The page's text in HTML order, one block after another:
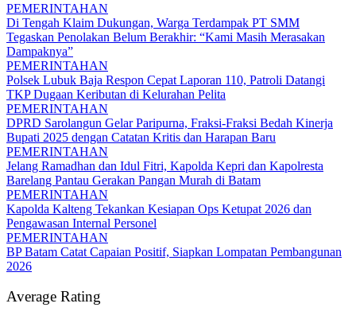
PEMERINTAHAN
Di Tengah Klaim Dukungan, Warga Terdampak PT SMM
Tegaskan Penolakan Belum Berakhir: “Kami Masih Merasakan
Dampaknya”
PEMERINTAHAN
Polsek Lubuk Baja Respon Cepat Laporan 110, Patroli Datangi
TKP Dugaan Keributan di Kelurahan Pelita
PEMERINTAHAN
DPRD Sarolangun Gelar Paripurna, Fraksi-Fraksi Bedah Kinerja
Bupati 2025 dengan Catatan Kritis dan Harapan Baru
PEMERINTAHAN
Jelang Ramadhan dan Idul Fitri, Kapolda Kepri dan Kapolresta
Barelang Pantau Gerakan Pangan Murah di Batam
PEMERINTAHAN
Kapolda Kalteng Tekankan Kesiapan Ops Ketupat 2026 dan
Pengawasan Internal Personel
PEMERINTAHAN
BP Batam Catat Capaian Positif, Siapkan Lompatan Pembangunan
2026
Average Rating